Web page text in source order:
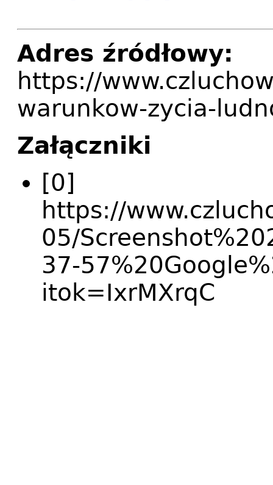
Adres źródłowy:
https://
warunkow-zycia-
Załączniki
[0]
https://
05/
37-
itok=IxrMXrqC